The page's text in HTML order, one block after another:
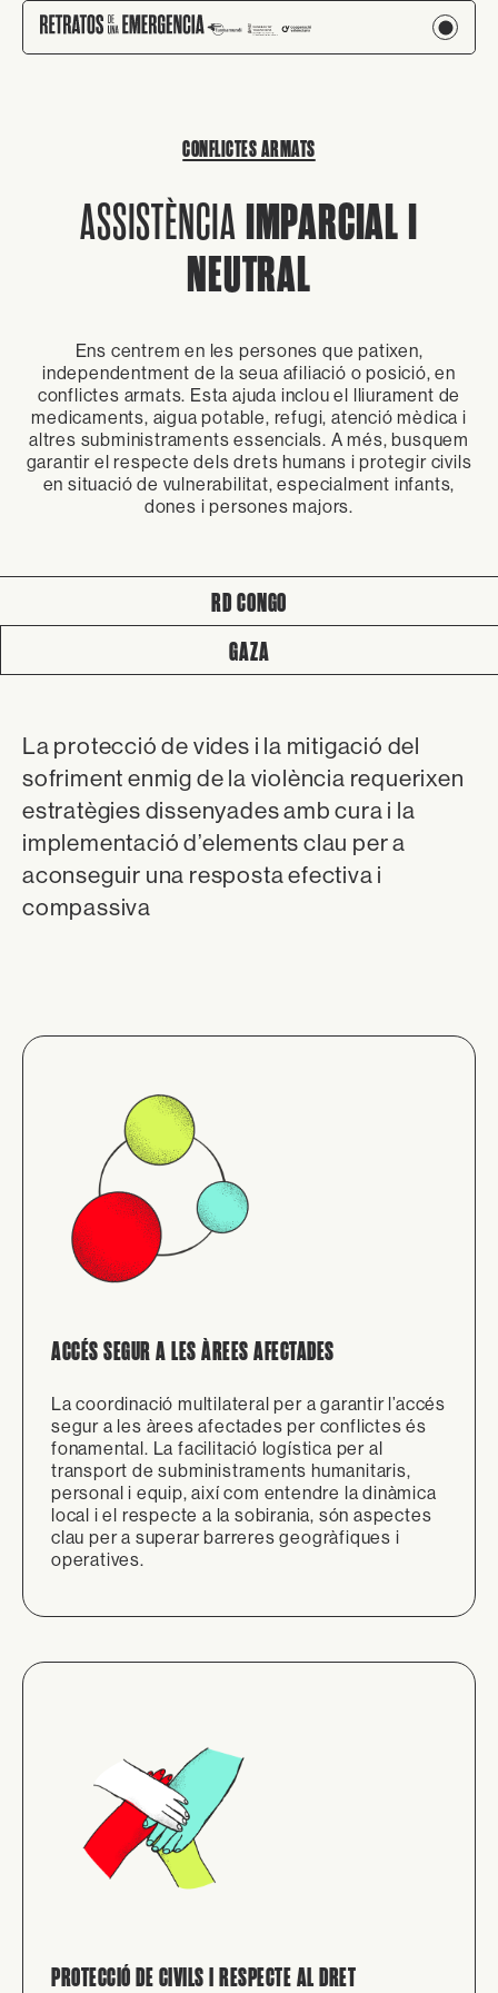
CONFLICTES ARMATS
ASSISTÈNCIA IMPARCIAL I
NEUTRAL
Ens centrem en les persones que patixen,
independentment de la seua afiliació o posició, en
conflictes armats. Esta ajuda inclou el lliurament de
medicaments, aigua potable, refugi, atenció mèdica i
altres subministraments essencials. A més, busquem
garantir el respecte dels drets humans i protegir civils
en situació de vulnerabilitat, especialment infants,
dones i persones majors.
RD CONGO
GAZA
La protecció de vides i la mitigació del
sofriment enmig de la violència requerixen
estratègies dissenyades amb cura i la
implementació d’elements clau per a
aconseguir una resposta efectiva i
compassiva
ACCÉS SEGUR A LES ÀREES AFECTADES
La coordinació multilateral per a garantir l’accés
segur a les àrees afectades per conflictes és
fonamental. La facilitació logística per al
transport de subministraments humanitaris,
personal i equip, així com entendre la dinàmica
local i el respecte a la sobirania, són aspectes
clau per a superar barreres geogràfiques i
operatives.
PROTECCIÓ DE CIVILS I RESPECTE AL DRET